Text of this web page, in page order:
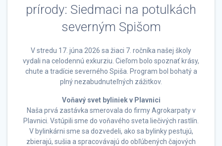
prírody: Siedmaci na potulkách
severným Spišom
V stredu 17. júna 2026 sa žiaci 7. ročníka našej školy
vydali na celodennú exkurziu. Cieľom bolo spoznať krásy,
chute a tradície severného Spiša. Program bol bohatý a
plný nezabudnuteľných zážitkov.
Voňavý svet byliniek v Plavnici
Naša prvá zastávka smerovala do firmy Agrokarpaty v
Plavnici. Vstúpili sme do voňavého sveta liečivých rastlín.
V bylinkárni sme sa dozvedeli, ako sa bylinky pestujú,
zbierajú, sušia a spracovávajú do obľúbených čajových